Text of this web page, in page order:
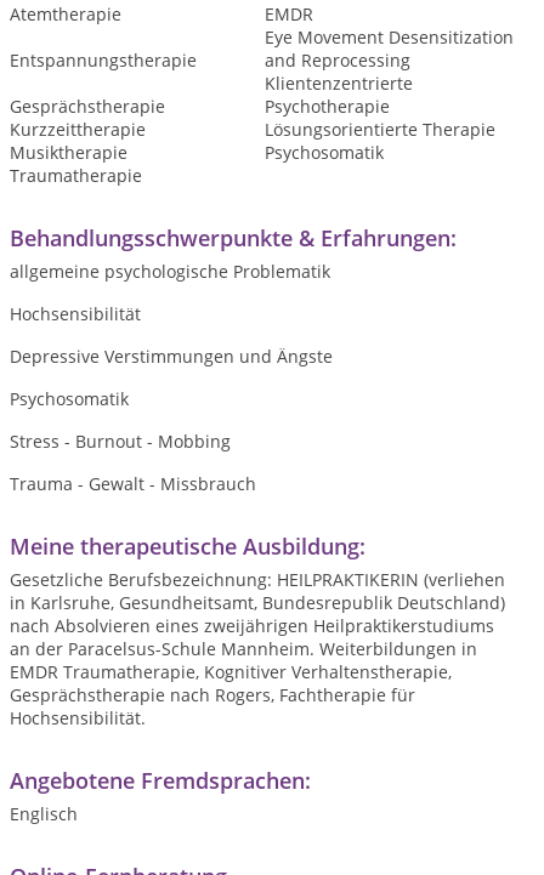
Atemtherapie
EMDR
Entspannungstherapie
Eye Movement Desensitization
and Reprocessing
Gesprächstherapie
Klientenzentrierte
Psychotherapie
Kurzzeittherapie
Lösungsorientierte Therapie
Musiktherapie
Psychosomatik
Traumatherapie
Behandlungsschwerpunkte & Erfahrungen:
allgemeine psychologische Problematik
Hochsensibilität
Depressive Verstimmungen und Ängste
Psychosomatik
Stress - Burnout - Mobbing
Trauma - Gewalt - Missbrauch
Meine therapeutische Ausbildung:
Gesetzliche Berufsbezeichnung: HEILPRAKTIKERIN (verliehen
in Karlsruhe, Gesundheitsamt, Bundesrepublik Deutschland)
nach Absolvieren eines zweijährigen Heilpraktikerstudiums
an der Paracelsus-Schule Mannheim. Weiterbildungen in
EMDR Traumatherapie, Kognitiver Verhaltenstherapie,
Gesprächstherapie nach Rogers, Fachtherapie für
Hochsensibilität.
Angebotene Fremdsprachen:
Englisch